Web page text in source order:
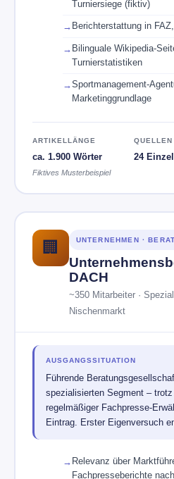
Turniersiege (fiktiv)
Berichterstattung in
Bilinguale Wikipedia-
Turnierstatistiken
Sportmanagement-
Marketinggrundlage
ARTIKELLÄNGE
ca. 1.900 Wörter
QUELLEN
24
Fiktives Musterbeispiel
🏢 UNTERNEHMEN ·
DACH
~350 Mitarbeiter ·
Nischenmarkt
AUSGANGSSITUATION
Führende
spezialisierten Segment –
regelmäßiger Fachpresse-
Eintrag. Erster Eigenversuch
Relevanz über
Fachpresseberichte